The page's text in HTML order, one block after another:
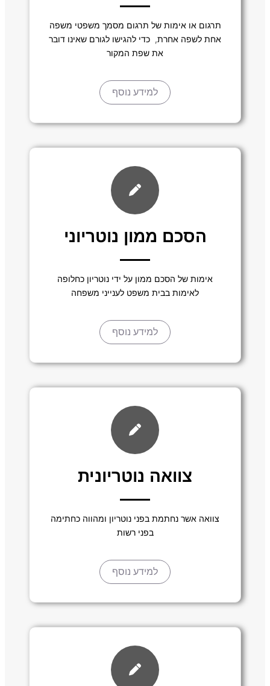
תרגום או אימות של תרגום מסמך משפטי משפה
אחת לשפה אחרת, כדי להגישו לגורם שאינו דובר
את שפת המקור
למידע נוסף
הסכם ממון נוטריוני
אימות של הסכם ממון על ידי נוטריון כחלופה
לאימות בבית משפט לענייני משפחה
למידע נוסף
צוואה נוטריונית
צוואה אשר נחתמת בפני נוטריון ומהווה כחתימה
בפני רשות
למידע נוסף